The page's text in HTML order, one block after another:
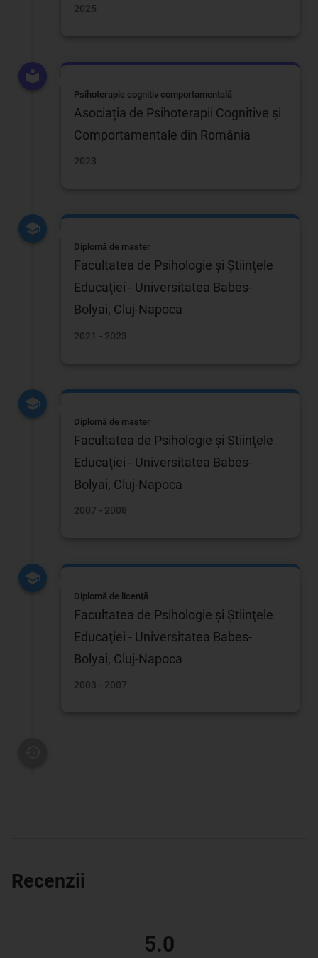
2025
Psihoterapie cognitiv comportamentală
Asociația de Psihoterapii Cognitive și
Comportamentale din România
2023
Diplomă de master
Facultatea de Psihologie şi Ştiinţele
Educaţiei - Universitatea Babes-
Bolyai, Cluj-Napoca
2021 - 2023
Diplomă de master
Facultatea de Psihologie şi Ştiinţele
Educaţiei - Universitatea Babes-
Bolyai, Cluj-Napoca
2007 - 2008
Diplomă de licenţă
Facultatea de Psihologie şi Ştiinţele
Educaţiei - Universitatea Babes-
Bolyai, Cluj-Napoca
2003 - 2007
Recenzii
5.0